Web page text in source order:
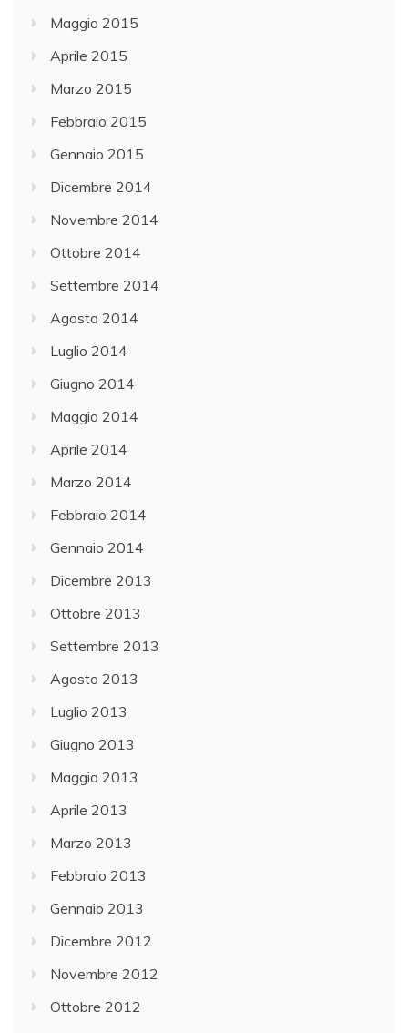
Maggio 2015
Aprile 2015
Marzo 2015
Febbraio 2015
Gennaio 2015
Dicembre 2014
Novembre 2014
Ottobre 2014
Settembre 2014
Agosto 2014
Luglio 2014
Giugno 2014
Maggio 2014
Aprile 2014
Marzo 2014
Febbraio 2014
Gennaio 2014
Dicembre 2013
Ottobre 2013
Settembre 2013
Agosto 2013
Luglio 2013
Giugno 2013
Maggio 2013
Aprile 2013
Marzo 2013
Febbraio 2013
Gennaio 2013
Dicembre 2012
Novembre 2012
Ottobre 2012